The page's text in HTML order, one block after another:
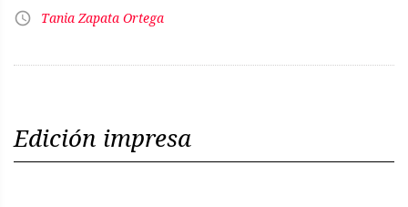
Tania Zapata Ortega
Edición impresa